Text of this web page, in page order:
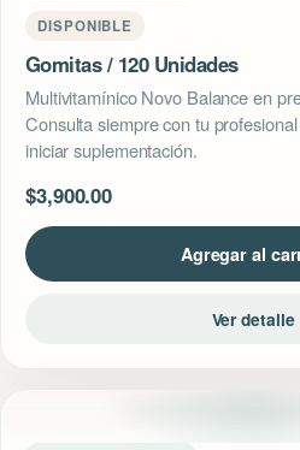
DISPONIBLE
Gomitas / 120 Unidades
Multivitamínico Novo Balance en
Consulta siempre con tu
iniciar suplementación.
$3,900.00
Agregar al
Ver detalle